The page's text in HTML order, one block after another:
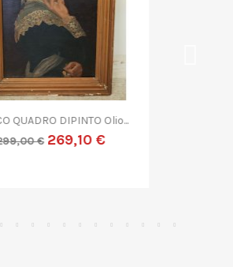
DIPINTO ASTRATTO G....
299,00 € 269,10 €